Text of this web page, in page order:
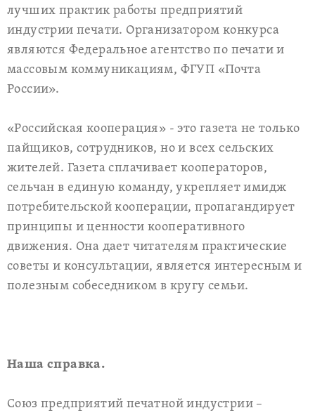
лучших практик работы предприятий
индустрии печати. Организатором конкурса
являются Федеральное агентство по печати и
массовым коммуникациям, ФГУП «Почта
России».
«Российская кооперация» - это газета не только
пайщиков, сотрудников, но и всех сельских
жителей. Газета сплачивает кооператоров,
сельчан в единую команду, укрепляет имидж
потребительской кооперации, пропагандирует
принципы и ценности кооперативного
движения. Она дает читателям практические
советы и консультации, является интересным и
полезным собеседником в кругу семьи.
Наша справка.
Союз предприятий печатной индустрии –